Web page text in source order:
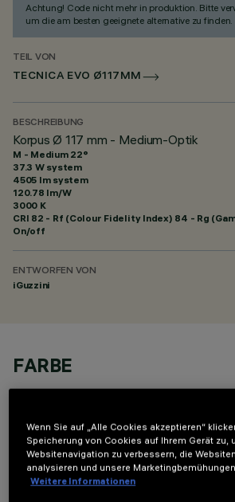
Achtung! Code nicht mehr in produktion. Bitte
um die am besten geeignete alternative zu finden.
TEIL VON
TECNICA EVO Ø117MM
BESCHREIBUNG
Korpus Ø 117 mm - Medium-Optik
M - Medium 22°
37.3 W system
4505 lm system
120.78 lm/W
3000 K
CRI 82 - Rf (Colour Fidelity Index) 84 - Rg
On/off
ENTWORFEN VON
iGuzzini
FARBE
ERFORDERLICHES
Wenn Sie auf „Alle Cookies akzeptieren“
Speicherung von Cookies auf Ihrem Gerät zu,
Websitenavigation zu verbessern, die
analysieren und unsere
Weitere Informationen